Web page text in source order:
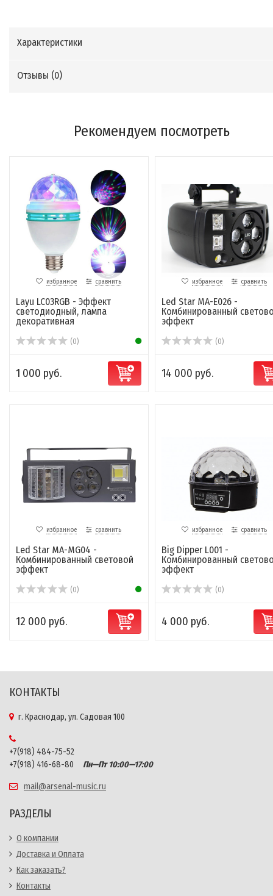
Характеристики
Отзывы (0)
Рекомендуем посмотреть
избранное сравнить
Layu LC03RGB - Эффект
светодиодный, лампа
декоративная
(0)
1 000 руб.
избранное сравнить
Led Star MA-E026 -
Комбинированный
эффект
(0)
14 000 руб.
избранное сравнить
Led Star MA-MG04 -
Комбинированный световой
эффект
(0)
12 000 руб.
избранное сравнить
Big Dipper L001 -
Комбинированный
эффект
(0)
4 000 руб.
КОНТАКТЫ
г. Краснодар, ул. Садовая 100
+7(918) 484-75-52
+7(918) 416-68-80
Пн—Пт 10:00—17:00
mail@arsenal-music.ru
РАЗДЕЛЫ
О компании
Доставка и Оплата
Как заказать?
Контакты